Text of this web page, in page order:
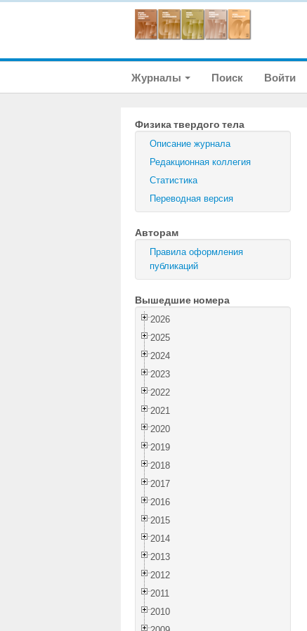
Журналы Поиск Войти
Физика твердого тела
Описание журнала
Редакционная коллегия
Статистика
Переводная версия
Авторам
Правила оформления
публикаций
Вышедшие номера
2026
2025
2024
2023
2022
2021
2020
2019
2018
2017
2016
2015
2014
2013
2012
2011
2010